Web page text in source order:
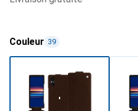
Couleur 39